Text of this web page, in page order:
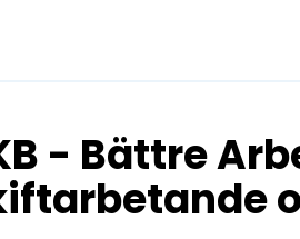
- Bättre